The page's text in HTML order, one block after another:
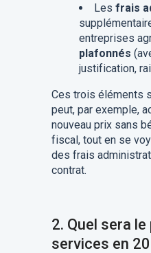
Les frais
entreprises
plafonnés
justification,
Ces trois éléments
peut, par exemple,
nouveau prix sans
fiscal, tout en se
des frais
contrat.
2. Quel sera
services en